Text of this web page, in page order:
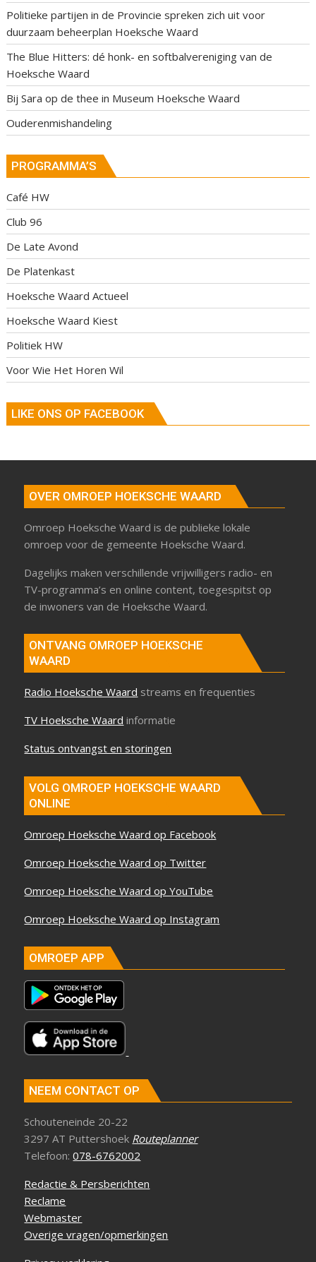
Politieke partijen in de Provincie spreken zich uit voor
duurzaam beheerplan Hoeksche Waard
The Blue Hitters: dé honk- en softbalvereniging van de
Hoeksche Waard
Bij Sara op de thee in Museum Hoeksche Waard
Ouderenmishandeling
PROGRAMMA’S
Café HW
Club 96
De Late Avond
De Platenkast
Hoeksche Waard Actueel
Hoeksche Waard Kiest
Politiek HW
Voor Wie Het Horen Wil
LIKE ONS OP FACEBOOK
OVER OMROEP HOEKSCHE WAARD
Omroep Hoeksche Waard is de publieke lokale
omroep voor de gemeente Hoeksche Waard.
Dagelijks maken verschillende vrijwilligers radio- en
TV-programma’s en online content, toegespitst op
de inwoners van de Hoeksche Waard.
ONTVANG OMROEP HOEKSCHE
WAARD
Radio Hoeksche Waard streams en frequenties
TV Hoeksche Waard informatie
Status ontvangst en storingen
VOLG OMROEP HOEKSCHE WAARD
ONLINE
Omroep Hoeksche Waard op Facebook
Omroep Hoeksche Waard op Twitter
Omroep Hoeksche Waard op YouTube
Omroep Hoeksche Waard op Instagram
OMROEP APP
NEEM CONTACT OP
Schouteneinde 20-22
3297 AT Puttershoek Routeplanner
Telefoon:078-6762002
Redactie & Persberichten
Reclame
Webmaster
Overige vragen/opmerkingen